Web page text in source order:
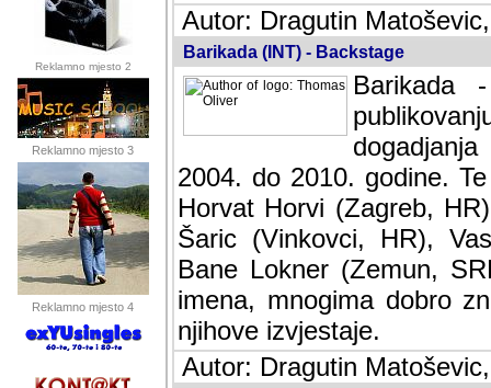
Reklamno mjesto 2
Reklamno mjesto 3
Reklamno mjesto 4
Autor: Dragutin
Barikada (INT) - Backstage
Barikada
2004. do 2010. godine.
Horvat Horvi (Zagreb,
Šaric (Vinkovci, HR),
Bane Lokner (Zemun,
imena, mnogima dobro
njihove izvjestaje.
Autor: Dragutin